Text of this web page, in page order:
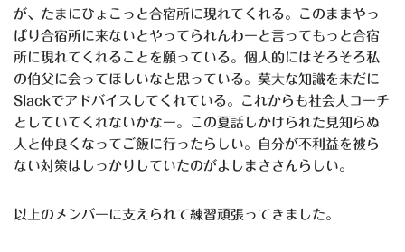
が、たまにひょこっと合宿所に現れてくれる。このままやっ
ぱり合宿所に来ないとやってられんわーと言ってもっと合宿
所に現れてくれることを願っている。個人的にはそろそろ私
の伯父に会ってほしいなと思っている。莫大な知識を未だに
Slackでアドバイスしてくれている。これからも社会人コーチ
としていてくれないかなー。この夏話しかけられた見知らぬ
人と仲良くなってご飯に行ったらしい。自分が不利益を被ら
ない対策はしっかりしていたのがよしまささんらしい。
以上のメンバーに支えられて練習頑張ってきました。